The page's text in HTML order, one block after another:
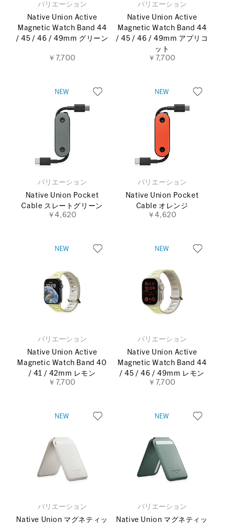
バリエーション
Native Union Active
Magnetic Watch Band 44
/ 45 / 46 / 49mm グリーン
￥7,700
バリエーション
Native Union Active
Magnetic Watch Band 44
/ 45 / 46 / 49mm アプリコ
ット
￥7,700
バリエーション
Native Union Pocket
Cable スレートグリーン
￥4,620
バリエーション
Native Union Pocket
Cable オレンジ
￥4,620
バリエーション
Native Union Active
Magnetic Watch Band 40
/ 41 / 42mm レモン
￥7,700
バリエーション
Native Union Active
Magnetic Watch Band 44
/ 45 / 46 / 49mm レモン
￥7,700
バリエーション
Native Union マグネティッ
バリエーション
Native Union マグネティッ